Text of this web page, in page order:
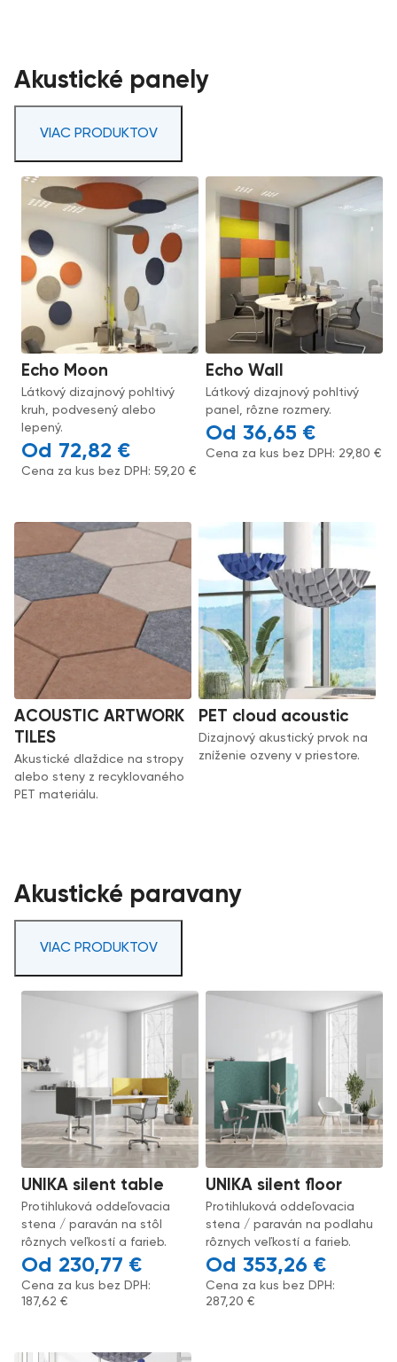
Akustické panely
VIAC PRODUKTOV
Echo Moon
Látkový dizajnový pohltivý
kruh, podvesený alebo
lepený.
72,82 €
Cena za kus bez DPH:59,20€
Echo Wall
Látkový dizajnový pohltivý
panel, rôzne rozmery.
36,65 €
Cena za kus bez DPH: 29,80€
ACOUSTIC ARTWORK
TILES
Akustické dlaždice na stropy
alebo steny z recyklovaného
PET materiálu.
PET cloud acoustic
Dizajnový akustický prvok na
zníženie ozveny v priestore.
Akustické paravany
VIAC PRODUKTOV
UNIKA silent table
Protihluková oddeľovacia
stena / paraván na stôl
rôznych veľkostí a farieb.
230,77 €
Cena za kus bez DPH:
187,62€
UNIKA silent floor
Protihluková oddeľovacia
stena / paraván na podlahu
rôznych veľkostí a farieb.
353,26 €
Cena za kus bez DPH:
287,20€